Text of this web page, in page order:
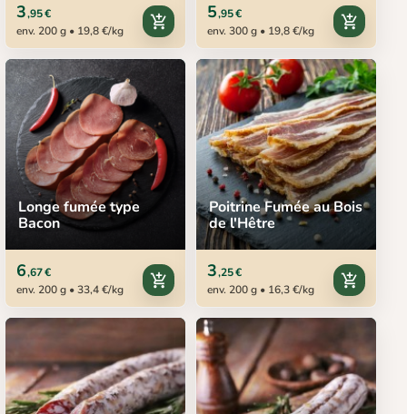
3,95 €
env. 200 g • 19,8 €/kg
add_shopping_cart 5,95 €
env. 300 g • 19,8 €/kg
add_shopping_cart
Longe fumée type
Bacon
6,67 €
env. 200 g • 33,4 €/kg
add_shopping_cart
Poitrine Fumée au Bois
de l'Hêtre
3,25 €
env. 200 g • 16,3 €/kg
add_shopping_cart